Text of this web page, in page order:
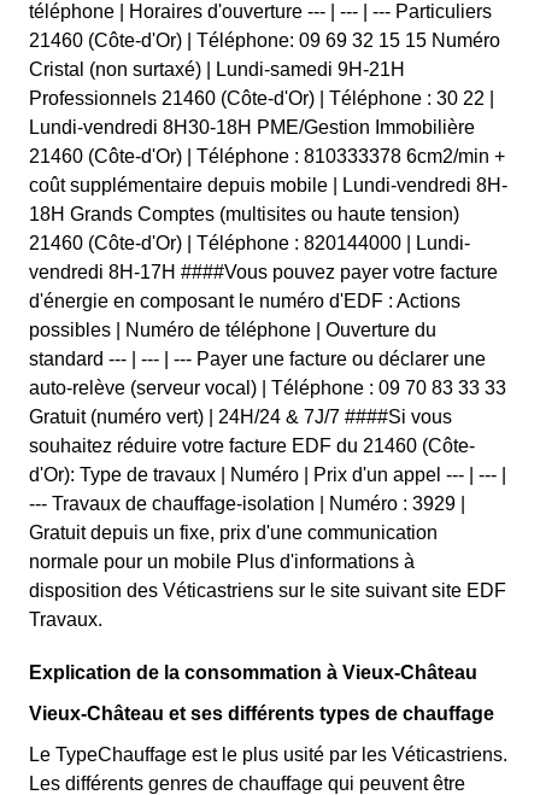
téléphone | Horaires d'ouverture --- | --- | --- Particuliers
21460 (Côte-d'Or) | Téléphone: 09 69 32 15 15 Numéro
Cristal (non surtaxé) | Lundi-samedi 9H-21H
Professionnels 21460 (Côte-d'Or) | Téléphone : 30 22 |
Lundi-vendredi 8H30-18H PME/Gestion Immobilière
21460 (Côte-d'Or) | Téléphone : 810333378 6cm2/min +
coût supplémentaire depuis mobile | Lundi-vendredi 8H-
18H Grands Comptes (multisites ou haute tension)
21460 (Côte-d'Or) | Téléphone : 820144000 | Lundi-
vendredi 8H-17H ####Vous pouvez payer votre facture
d'énergie en composant le numéro d'EDF : Actions
possibles | Numéro de téléphone | Ouverture du
standard --- | --- | --- Payer une facture ou déclarer une
auto-relève (serveur vocal) | Téléphone : 09 70 83 33 33
Gratuit (numéro vert) | 24H/24 & 7J/7 ####Si vous
souhaitez réduire votre facture EDF du 21460 (Côte-
d'Or): Type de travaux | Numéro | Prix d'un appel --- | --- |
--- Travaux de chauffage-isolation | Numéro : 3929 |
Gratuit depuis un fixe, prix d'une communication
normale pour un mobile Plus d'informations à
disposition des Véticastriens sur le site suivant site EDF
Travaux.
Explication de la consommation à Vieux-Château
Vieux-Château et ses différents types de chauffage
Le TypeChauffage est le plus usité par les Véticastriens.
Les différents genres de chauffage qui peuvent être